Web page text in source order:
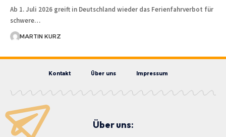
Ab 1. Juli 2026 greift in Deutschland wieder das Ferienfahrverbot für
schwere…
MARTIN KURZ
Kontakt Über uns Impressum
Über uns: